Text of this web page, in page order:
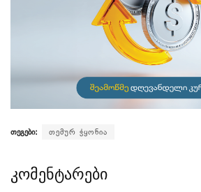
თეგები: თემურ ჭყონია
კომენტარები